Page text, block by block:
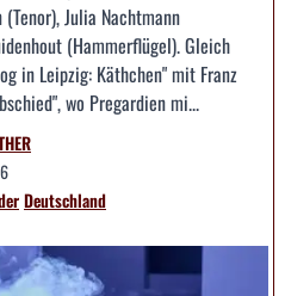
Julia Nachtmann
(Hammerflügel). Gleich
in Leipzig: Käthchen" mit Franz
wo Pregardien mi...
Deutschland